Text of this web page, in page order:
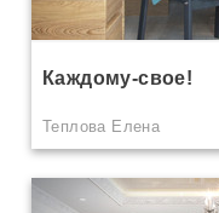
Каждому-свое!
Теплова Елена